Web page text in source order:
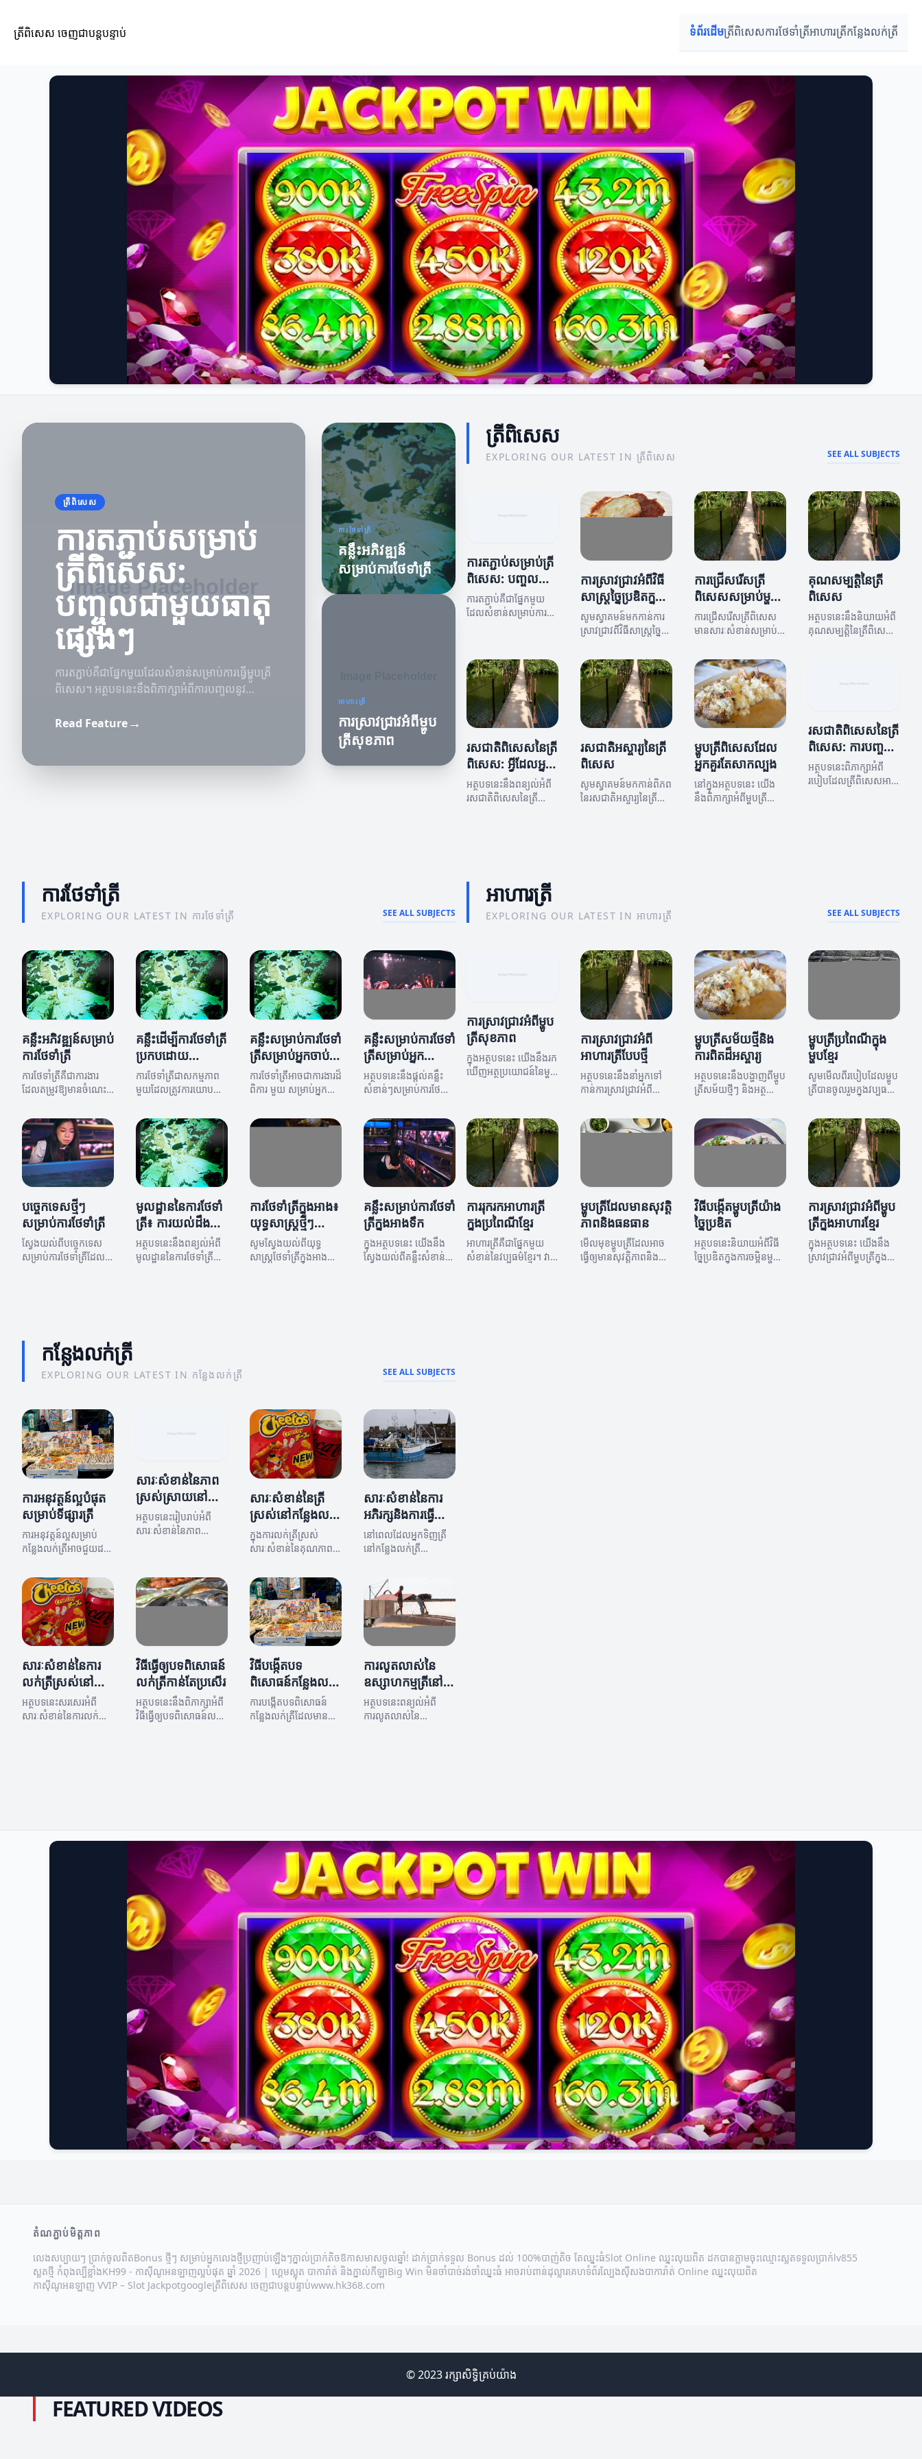
ត្រីពិសេស ចេញជាបន្តបន្ទាប់
ទំព័រដើមត្រីពិសេសការថែទាំត្រីអាហារត្រីកន្លែងលក់ត្រី
ត្រីពិសេស
ការតភ្ជាប់សម្រាប់
ត្រីពិសេស:
បញ្ចូលជាមួយធាតុ
ផ្សេងៗ
ការតភ្ជាប់គឺជាផ្នែកមួយដែលសំខាន់សម្រាប់ការធ្វើម្ហូបត្រី
ពិសេស។ អត្ថបទនេះនឹងពិភាក្សាអំពីការបញ្ចូលនូវ
Read Feature→
ការថែទាំត្រី
គន្លឹះអភិវឌ្ឍន៍
សម្រាប់ការថែទាំត្រី
អាហារត្រី
ការស្រាវជ្រាវអំពីម្ហូប
ត្រីសុខភាព
ត្រីពិសេស
EXPLORING OUR LATEST IN ត្រីពិសេស SEE ALL SUBJECTS
ការតភ្ជាប់សម្រាប់ត្រី
ពិសេស: បញ្ចូល
ជាមួយធាតុផ្សេងៗ
ការតភ្ជាប់គឺជាផ្នែកមួយ
ដែលសំខាន់សម្រាប់ការធ្វើ
រសជាតិក្នុងម្ហូប។
ការស្រាវជ្រាវអំពីវិធី
សាស្ត្រច្នៃប្រឌិតក្នុង
ការធ្វើម្ហូបត្រីពិសេស
សូមស្វាគមន៍មកកាន់ការ
ស្រាវជ្រាវពីវិធីសាស្ត្រច្នៃ
ពិសេស។ អត្ថបទនេះនឹង
ផ្តល់នូវព័ត៌មានអំពីវិធីធ្វើ
ម្ហូបដែលគួរឱ្យចាប់
អារម្មណ៍ និងរបៀបផ្សេងៗ
ក្នុងការប្រើប្រាស់ត្រី
ពិសេស។
ការជ្រើសរើសត្រី
ពិសេសសម្រាប់ម្ហូប
របស់អ្នក
ការជ្រើសរើសត្រីពិសេស
មានសារៈសំខាន់សម្រាប់
រសជាតិពិសេស។
គុណសម្បត្តិនៃត្រី
ពិសេស
អត្ថបទនេះនឹងនិយាយអំពី
គុណសម្បត្តិនៃត្រីពិសេស
រសជាតិពិសេសនៃត្រី
ពិសេស: អ្វីដែលអ្នក
មិនបានស្គាល់
អត្ថបទនេះនឹងពន្យល់អំពី
រសជាតិពិសេសនៃត្រី
រសជាតិអស្ចារ្យនៃត្រី
ពិសេស
សូមស្វាគមន៍មកកាន់ពិភព
នៃរសជាតិអស្ចារ្យនៃត្រី
ម្ហូបត្រីពិសេសដែល
អ្នកគួរតែសាកល្បង
នៅក្នុងអត្ថបទនេះ យើង
នឹងពិភាក្សាអំពីម្ហូបត្រី
រសជាតិពិសេសនៃត្រី
ពិសេស: ការបញ្ចូល
របស់បរិមាណនិង
រសជាតិ
អត្ថបទនេះពិភាក្សាអំពី
របៀបដែលត្រីពិសេសអាច
ការថែទាំត្រី
EXPLORING OUR LATEST IN ការថែទាំត្រី SEE ALL SUBJECTS
គន្លឹះអភិវឌ្ឍន៍សម្រាប់
ការថែទាំត្រី
ការថែទាំត្រីគឺជាការងារ
ដែលតម្រូវឱ្យមានចំណេះ
វេលា។ អត្ថបទនេះនឹងផ្តល់
នូវគន្លឹះអភិវឌ្ឍន៍សម្រាប់
ការថែទាំត្រីឱ្យមានសុខ
ភាពល្អ។
គន្លឹះដើម្បីការថែទាំត្រី
ប្រកបដោយ
ប្រសិទ្ធភាព
ការថែទាំត្រីជាសកម្មភាព
មួយដែលត្រូវការយោបល់
និងបរិយាកាសរបស់ត្រី។
មកស្វែងយល់ពីគន្លឹះដើម្បី
ការថែទាំត្រីប្រកបដោយ
ប្រសិទ្ធភាព។
គន្លឹះសម្រាប់ការថែទាំ
ត្រីសម្រាប់អ្នកចាប់
ផ្តើម
ការថែទាំត្រីអាចជាការងារដ៏
ពិការ មួយ សម្រាប់អ្នក
នេះ យើងនឹងពិភាក្សាអំពី
គន្លឹះ និងយុទ្ធសាស្ត្រដើម្បី
គន្លឹះសម្រាប់ការថែទាំ
ត្រីសម្រាប់អ្នក
ស្រលាញ់ត្រី
អត្ថបទនេះនឹងផ្តល់គន្លឹះ
សំខាន់ៗសម្រាប់ការថែទាំ
និងសុខដុមរបស់វា។
បច្ចេកទេសថ្មីៗ
សម្រាប់ការថែទាំត្រី
ស្វែងយល់ពីបច្ចេកទេស
សម្រាប់ការថែទាំត្រីដែល
មូលដ្ឋាននៃការថែទាំ
ត្រី៖ ការយល់ដឹង
ដំបូងសំខាន់
អត្ថបទនេះនឹងពន្យល់អំពី
មូលដ្ឋាននៃការថែទាំត្រី
ការថែទាំត្រីក្នុងអាង៖
យុទ្ធសាស្ត្រថ្មីៗ
សម្រាប់សុខភាពល្អ
សូមស្វែងយល់ពីយុទ្ធ
សាស្ត្រថែទាំត្រីក្នុងអាង
គន្លឹះសម្រាប់ការថែទាំ
ត្រីក្នុងអាងទឹក
ក្នុងអត្ថបទនេះ យើងនឹង
ស្វែងយល់ពីគន្លឹះសំខាន់ៗ
អាហារត្រី
EXPLORING OUR LATEST IN អាហារត្រី SEE ALL SUBJECTS
ការស្រាវជ្រាវអំពីម្ហូប
ត្រីសុខភាព
ក្នុងអត្ថបទនេះ យើងនឹងរក
ឃើញអត្ថប្រយោជន៍នៃម្ហូប
ការស្រាវជ្រាវអំពី
អាហារត្រីបែបថ្មី
អត្ថបទនេះនឹងនាំអ្នកទៅ
កាន់ការស្រាវជ្រាវអំពី
ភាពច្នៃប្រឌិត និងរសជាតិ
ឆ្ងាញ់។
ម្ហូបត្រីសម័យថ្មីនិង
ការពិតដ៏អស្ចារ្យ
អត្ថបទនេះនឹងបង្ហាញពីម្ហូប
ត្រីសម័យថ្មីៗ និងអត្ថ
ម្ហូបត្រីប្រពៃណីក្នុង
ម្ហូបខ្មែរ
សូមមើលពីរបៀបដែលម្ហូប
ត្រីបានចូលរួមក្នុងវប្បធម៌
ប្រយោជន៍នៃវា។
ការរុករកអាហារត្រី
ក្នុងប្រពៃណីខ្មែរ
អាហារត្រីគឺជាផ្នែកមួយ
សំខាន់នៃវប្បធម៌ខ្មែរ។ វា
ម្ហូបត្រីដែលមានសុវត្តិ
ភាពនិងធនធាន
មើលមុខម្ហូបត្រីដែលអាច
ធ្វើឲ្យមានសុវត្តិភាពនិង
វិធីបង្កើតម្ហូបត្រីយ៉ាង
ច្នៃប្រឌិត
អត្ថបទនេះនិយាយអំពីវិធី
ច្នៃប្រឌិតក្នុងការចម្អិនម្ហូប
ការស្រាវជ្រាវអំពីម្ហូប
ត្រីក្នុងអាហារខ្មែរ
ក្នុងអត្ថបទនេះ យើងនឹង
ស្រាវជ្រាវអំពីម្ហូបត្រីក្នុង
កន្លែងលក់ត្រី
EXPLORING OUR LATEST IN កន្លែងលក់ត្រី SEE ALL SUBJECTS
ការអនុវត្តន៍ល្អបំផុត
សម្រាប់ទីផ្សារត្រី
ការអនុវត្តន៍ល្អសម្រាប់
កន្លែងលក់ត្រីអាចជួយដល់
កម្មដល់អតិថិជន។
សារៈសំខាន់នៃភាព
ស្រស់ស្រាយនៅ
កន្លែងលក់ត្រី
អត្ថបទនេះរៀបរាប់អំពី
សារៈសំខាន់នៃភាព
សារៈសំខាន់នៃត្រី
ស្រស់នៅកន្លែងលក់
ត្រី
ក្នុងការលក់ត្រីស្រស់
សារៈសំខាន់នៃគុណភាព
បានប្រើប្រាស់យ៉ាង
សំខាន់។ អត្ថបទនេះនឹង
ពន្យល់ពីអត្ថប្រយោជន៍នៃ
ត្រីស្រស់ និងវិធីដើម្បីធានា
គុណភាពដ៏ល្អ។
សារៈសំខាន់នៃការ
អភិរក្សនិងការធ្វើឱ្យ
ប្រសើរនៅកន្លែងលក់
ត្រី
នៅពេលដែលអ្នកទិញត្រី
នៅកន្លែងលក់ត្រី
ប្រកបដោយចរិតស្ថិតិក្នុង
ចិត្ត...
សារៈសំខាន់នៃការ
លក់ត្រីស្រស់នៅ
កន្លែងលក់ត្រី
អត្ថបទនេះសរសេរអំពី
សារៈសំខាន់នៃការលក់ត្រី
វិធីធ្វើឲ្យបទពិសោធន៍
លក់ត្រីកាន់តែប្រសើរ
អត្ថបទនេះនឹងពិភាក្សាអំពី
វិធីធ្វើឲ្យបទពិសោធន៍លក់
វិធីបង្កើតបទ
ពិសោធន៍កន្លែងលក់
ត្រីដែលមានឯកតា
ផ្ទាល់
ការបង្កើតបទពិសោធន៍
កន្លែងលក់ត្រីដែលមាន
ការលូតលាស់នៃ
ឧស្សាហកម្មត្រីនៅ
កន្លែងលក់ត្រី
អត្ថបទនេះពន្យល់អំពី
ការលូតលាស់នៃ
តំណភ្ជាប់មិត្តភាព
លេងសប្បាយៗ ប្រាក់ចូលពិតBonus ថ្មីៗ សម្រាប់អ្នកលេងថ្មីប្រញាប់ឡើងៗភ្នាល់ប្រាក់តិចឱកាសមាសចូលឆ្នាំ! ដាក់ប្រាក់ទទួល Bonus ដល់ 100%បាញ់តិច តែឈ្នះធំSlot Online ឈ្នះលុយពិត ដកបានភ្លាមចុះឈ្មោះស្លតទទួលប្រាក់lv855
ស្លតថ្មី កំពុងល្បីខ្លាំងKH99 - កាស៊ីណូអនឡាញល្អបំផុត ឆ្នាំ 2026 | ហ្គេមស្លុត បាការ៉ាត់ និងភ្នាល់កីឡាBig Win មិនចាំបាច់រង់ចាំឈ្នះធំ អាចរាប់ពាន់ដុល្លារគេហទំព័រល្បែងស៊ីសងបាការ៉ាត់ Online ឈ្នះលុយពិត
កាស៊ីណូអនឡាញ VVIP – Slot Jackpotgoogleត្រីពិសេស ចេញជាបន្តបន្ទាប់www.hk368.com
© 2023 រក្សាសិទ្ធិគ្រប់យ៉ាង
FEATURED VIDEOS